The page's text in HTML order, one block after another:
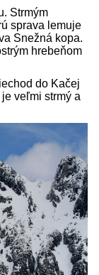
Strmým
sprava lemuje
Snežná kopa.
hrebeňom
do Kačej
veľmi strmý a